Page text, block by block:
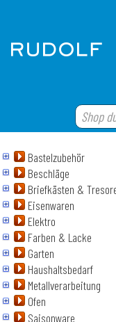
Bastelzubehör
Beschläge
Briefkästen &
Eisenwaren
Elektro
Farben & Lacke
Garten
Haushaltsbedarf
Metallverarbeitung
Ofen
Saisonware